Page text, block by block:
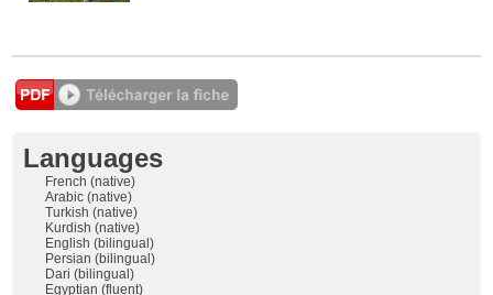
Languages
French (native)
Arabic (native)
Turkish (native)
Kurdish (native)
English (bilingual)
Persian (bilingual)
Dari (bilingual)
Egyptian (fluent)